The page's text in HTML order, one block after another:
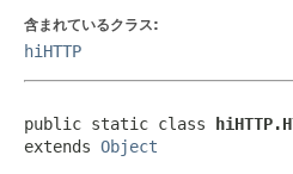
含まれているクラス:
hiHTTP
public static class
extends Object